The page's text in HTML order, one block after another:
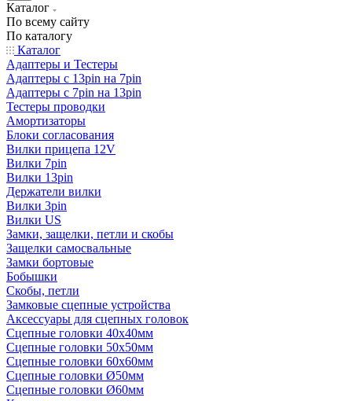
Каталог
По всему сайту
По каталогу
Каталог
Адаптеры и Тестеры
Адаптеры с 13pin на 7pin
Адаптеры с 7pin на 13pin
Тестеры проводки
Амортизаторы
Блоки согласования
Вилки прицепа 12V
Вилки 7pin
Вилки 13pin
Держатели вилки
Вилки 3pin
Вилки US
Замки, защелки, петли и скобы
Защелки самосвальные
Замки бортовые
Бобышки
Скобы, петли
Замковые сцепные устройства
Аксессуары для сцепных головок
Сцепные головки 40x40мм
Сцепные головки 50x50мм
Сцепные головки 60x60мм
Сцепные головки Ø50мм
Сцепные головки Ø60мм